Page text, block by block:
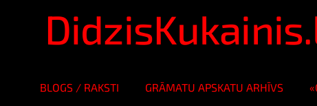
BLOGS / RAKSTI GRĀMATU APSKATU ARHĪVS